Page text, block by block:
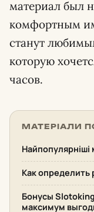
материал был
комфортным
станут
которую
часов.
МАТЕРІАЛИ
Найпопулярніші
Как определить
Бонусы
максимум